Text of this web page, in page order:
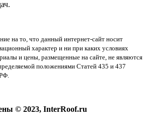
на то, что данный интернет-сайт носит
характер и ни при каких условиях
и цены, размещенные на сайте, не являются
положениями Статей 435 и 437
© 2023, InterRoof.ru